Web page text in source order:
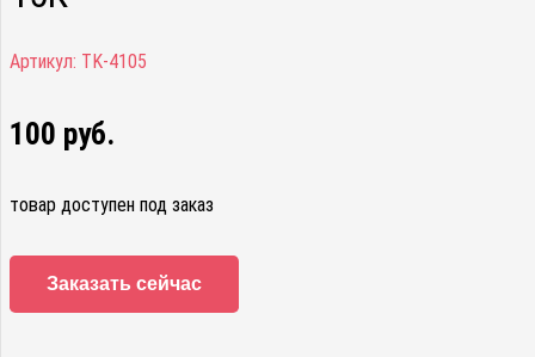
Артикул: TK-4105
100 руб.
товар доступен под заказ
Заказать сейчас